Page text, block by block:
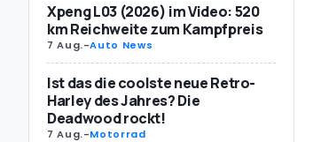
Xpeng L03 (2026) im Video: 520
km Reichweite zum Kampfpreis
7 Aug.-Auto News
Ist das die coolste neue Retro-
Harley des Jahres? Die
Deadwood rockt!
7 Aug.-Motorrad